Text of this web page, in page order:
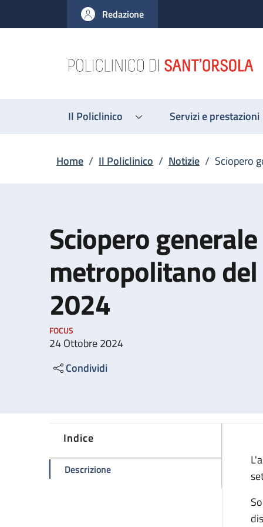
al contenuto principale
to footer content
Redazione
Il Policlinico Servizi e prestazioni
Briciole di pane
Home / Il Policlinico / Notizie / Sciopero
Sciopero generale
metropolitano
2024
FOCUS
24 Ottobre 2024
Condividi
Indice
Descrizionedella pagina Sciopero generale